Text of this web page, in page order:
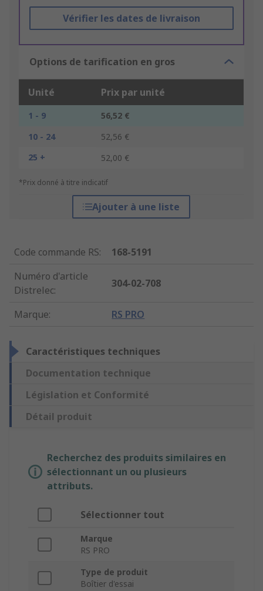
Vérifier les dates de livraison
Options de tarification en gros
Unité Prix par unité
1 - 9
56,52 €
10 - 24
52,56 €
25 +
52,00 €
*Prix donné à titre indicatif
Ajouter à une liste
Code commande RS:
168-5191
Numéro d'article
Distrelec:
304-02-708
Marque: RS PRO
Caractéristiques techniques
Documentation technique
Législation et Conformité
Détail produit
Recherchez des produits similaires en
sélectionnant un ou plusieurs
attributs.
Sélectionner tout
Marque
RS PRO
Type de produit
Boîtier d'essai